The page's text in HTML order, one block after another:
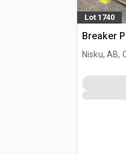
Lot 1740
Breaker
Nisku, AB,